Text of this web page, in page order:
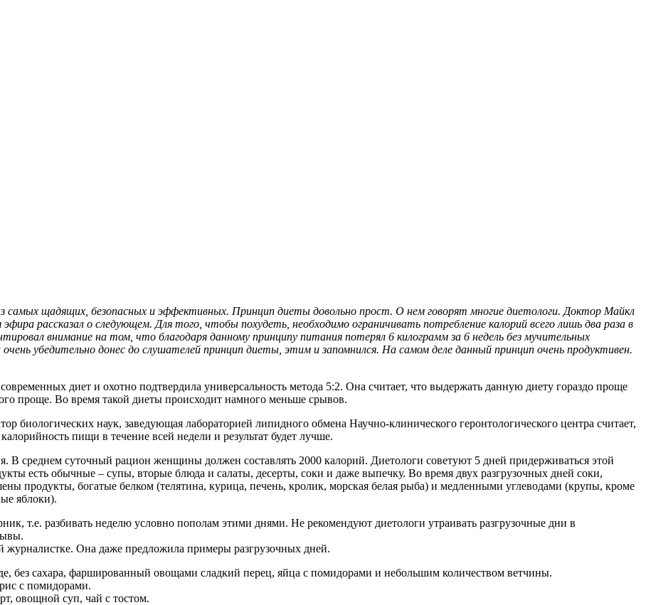
самых щадящих, безопасных и эффективных. Принцип диеты довольно прост. О нем говорят многие диетологи. Доктор Майкл
рассказал о следующем. Для того, чтобы похудеть, необходимо ограничивать потребление калорий всего лишь два раза в
внимание на том, что благодаря данному принципу питания потерял 6 килограмм за 6 недель без мучительных
убедительно донес до слушателей принцип диеты, этим и запомнился. На самом деле данный принцип очень продуктивен.
диет и охотно подтвердила универсальность метода 5:2. Она считает, что выдержать данную диету гораздо проще
проще. Во время такой диеты происходит намного меньше срывов.
биологических наук, заведующая лабораторией липидного обмена Научно-клинического геронтологического центра считает,
пищи в течение всей недели и результат будет лучше.
В среднем суточный рацион женщины должен составлять 2000 калорий. Диетологи советуют 5 дней придерживаться этой
есть обычные – супы, вторые блюда и салаты, десерты, соки и даже выпечку. Во время двух разгрузочных дней соки,
продукты, богатые белком (телятина, курица, печень, кролик, морская белая рыба) и медленными углеводами (крупы, кроме
яблоки).
т.е. разбивать неделю условно пополам этими днями. Не рекомендуют диетологи утраивать разгрузочные дни в
журналистке. Она даже предложила примеры разгрузочных дней.
без сахара, фаршированный овощами сладкий перец, яйца с помидорами и небольшим количеством ветчины.
с помидорами.
овощной суп, чай с тостом.